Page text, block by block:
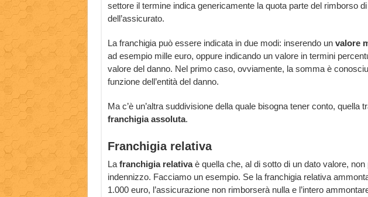
settore il termine indica genericamente la quota parte del rimborso
dell’assicurato.
La franchigia può essere indicata in due modi: inserendo unvalore
ad esempio mille euro, oppure indicando un valore in termini
valore del danno. Nel primo caso, ovviamente, la somma è
funzione dell’entità del danno.
Ma c’è un’altra suddivisione della quale bisogna tener conto, quella
franchigia assoluta.
Franchigia relativa
Lafranchigia relativaè quella che, al di sotto di un dato valore,
indennizzo. Facciamo un esempio. Se la franchigia relativa
1.000 euro, l’assicurazione non rimborserà nulla e l’intero